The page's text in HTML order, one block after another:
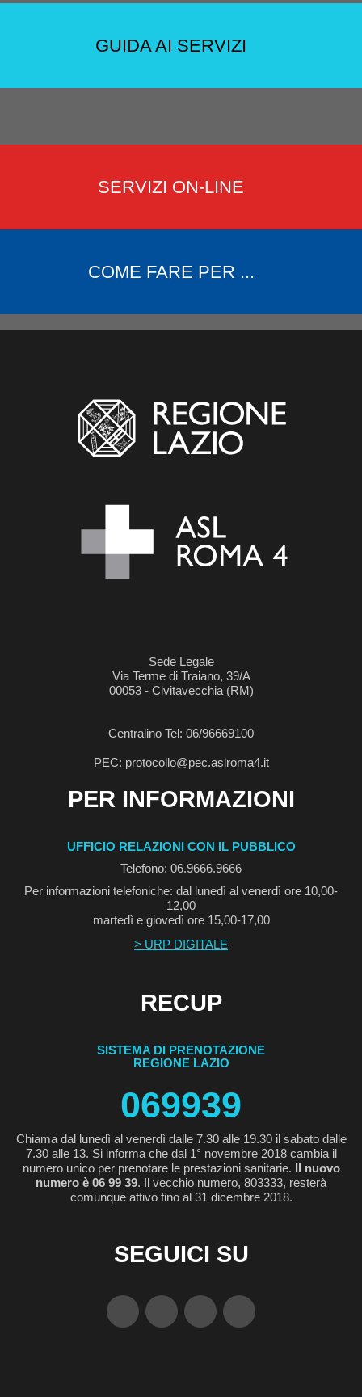
GUIDA AI SERVIZI
SERVIZI ON-LINE
COME FARE PER ...
Sede Legale
Via Terme di Traiano, 39/A
00053 - Civitavecchia (RM)
Centralino Tel: 06/96669100
PEC: protocollo@pec.aslroma4.it
PER INFORMAZIONI
UFFICIO RELAZIONI CON IL PUBBLICO
Telefono: 06.9666.9666
Per informazioni telefoniche: dal lunedì al venerdì ore 10,00-
12,00
martedì e giovedì ore 15,00-17,00
> URP DIGITALE
RECUP
SISTEMA DI PRENOTAZIONE
REGIONE LAZIO
069939
Chiama dal lunedì al venerdì dalle 7.30 alle 19.30 il sabato dalle
7.30 alle 13. Si informa che dal 1° novembre 2018 cambia il
numero unico per prenotare le prestazioni sanitarie. Il nuovo
numero è 06 99 39. Il vecchio numero, 803333, resterà
comunque attivo fino al 31 dicembre 2018.
SEGUICI SU